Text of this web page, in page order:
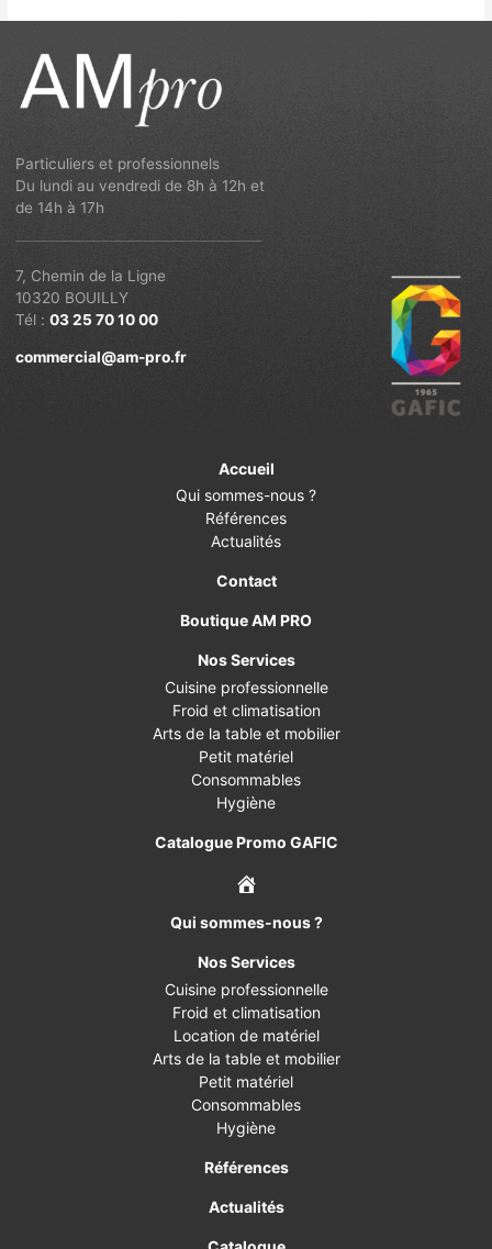
Particuliers et professionnels
Du lundi au vendredi de 8h à 12h et
de 14h à 17h
7, Chemin de la Ligne
10320 BOUILLY
Tél : 03 25 70 10 00
commercial@am-pro.fr
Accueil
Qui sommes-nous ?
Références
Actualités
Contact
Boutique AM PRO
Nos Services
Cuisine professionnelle
Froid et climatisation
Arts de la table et mobilier
Petit matériel
Consommables
Hygiène
Catalogue Promo GAFIC
Qui sommes-nous ?
Nos Services
Cuisine professionnelle
Froid et climatisation
Location de matériel
Arts de la table et mobilier
Petit matériel
Consommables
Hygiène
Références
Actualités